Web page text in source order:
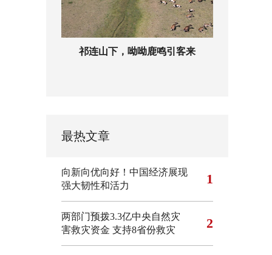
祁连山下，呦呦鹿鸣引客来
最热文章
向新向优向好！中国经济展现
强大韧性和活力
1
两部门预拨3.3亿中央自然灾
害救灾资金 支持8省份救灾
2